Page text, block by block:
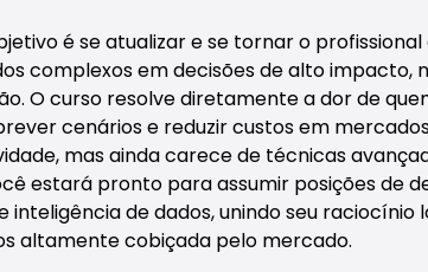
é se atualizar e se tornar o
complexos em decisões de alto impacto,
O curso resolve diretamente a dor de
cenários e reduzir custos em
mas ainda carece de técnicas
estará pronto para assumir posições de
inteligência de dados, unindo seu raciocínio
altamente cobiçada pelo mercado.